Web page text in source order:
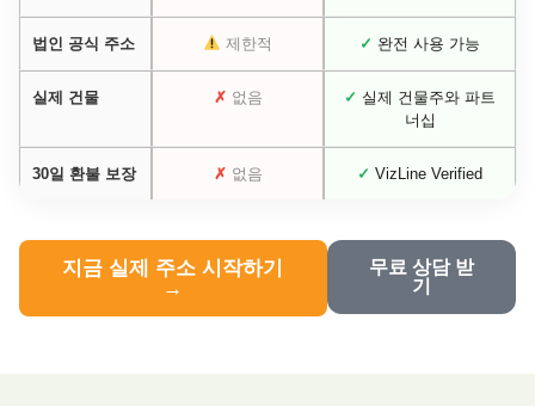
법인 공식 주소 제한적 ✓ 완전 사용 가능
실제 건물 ✗ 없음 ✓ 실제 건물주와 파트
너십
30일 환불 보장 ✗ 없음 ✓ VizLine Verified
지금 실제 주소 시작하기
→
무료 상담 받
기